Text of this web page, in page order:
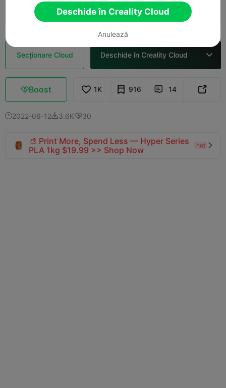
 53m 55s 1 plates
Secționare Cloud Deschide în Creality Cloud 
Boost 1K 916  14 
2022-06-123.6K30
🎨 Print More, Spend Less — Hyper Series
PLA 1kg $19.99 >> Shop Now
hot 
Deschide în Creality Cloud
Anulează